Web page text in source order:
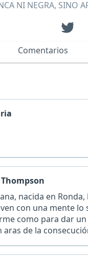
NI NEGRA, SINO
Comentarios
nacida en
con una mente
como para dar
de la